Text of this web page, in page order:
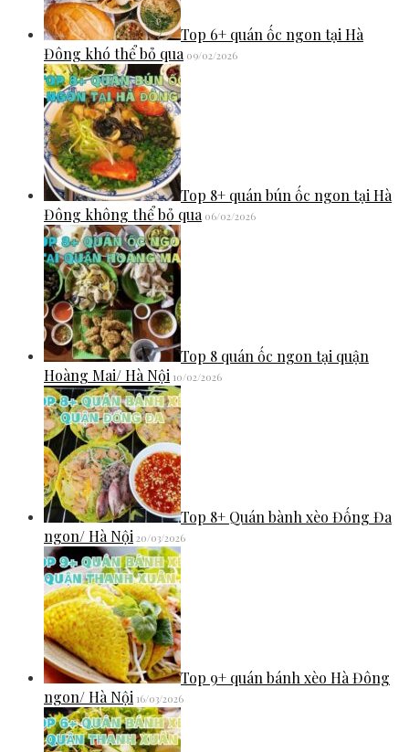
Top 6+ quán ốc ngon tại Hà
Đông khó thể bỏ qua 09/02/2026
Top 8+ quán bún ốc ngon tại Hà
Đông không thể bỏ qua 06/02/2026
Top 8 quán ốc ngon tại quận
Hoàng Mai/ Hà Nội 10/02/2026
Top 8+ Quán bành xèo Đống Đa
ngon/ Hà Nội 20/03/2026
Top 9+ quán bánh xèo Hà Đông
ngon/ Hà Nội 16/03/2026